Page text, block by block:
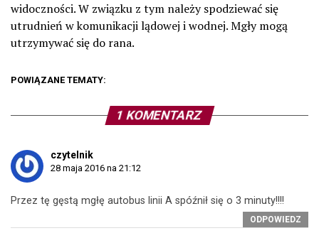
widoczności. W związku z tym należy spodziewać się
utrudnień w komunikacji lądowej i wodnej. Mgły mogą
utrzymywać się do rana.
POWIĄZANE TEMATY:
1 KOMENTARZ
czytelnik
28 maja 2016 na 21:12
Przez tę gęstą mgłę autobus linii A spóźnił się o 3 minuty!!!!
ODPOWIEDZ